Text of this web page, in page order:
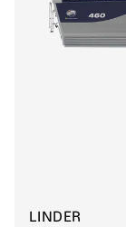
LINDER